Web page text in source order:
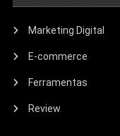
Marketing Digital
E-commerce
Ferramentas
Review